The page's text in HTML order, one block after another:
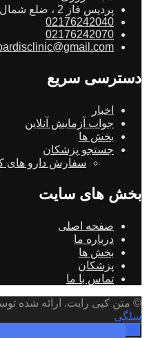
پردیس فاز 2 ، ضلع شمال غربی میدان امام
02176242040
02176242070
دسترسی سریع
اخبار
جواب آزمایش آنلاین
بخش ها
جستجو پزشکان
سفارش دارو های
بخش های سایت
صفحه اصلی
درباره ما
بخش ها
پزشکان
تماس با ما
© متن کپی رایت. ارائه شده
سلگی